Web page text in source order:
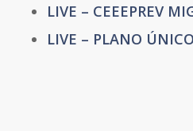
LIVE – CEEEPREV
LIVE – PLANO